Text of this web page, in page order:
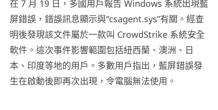
在 7 月 19 日，多國用戶報告 Windows 系統出現藍
屏錯誤，錯誤訊息顯示與“csagent.sys”有關。經查
明後發現該文件屬於一款叫 CrowdStrike 系統安全
軟件。這次事件影響範圍包括紐西蘭、澳洲、日
本、印度等地的用戶。多數用戶指出，藍屏錯誤發
生在啟動後即再次出現，令電腦無法使用。